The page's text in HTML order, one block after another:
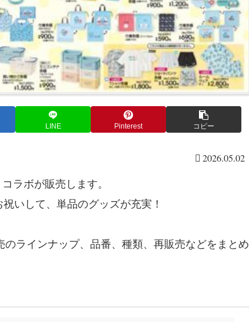
LINE Pinterest コピー
2026.05.02
ラボが販売します。
いして、単品のグッズが充実！
ラインナップ、品番、種類、再販売などをまとめ